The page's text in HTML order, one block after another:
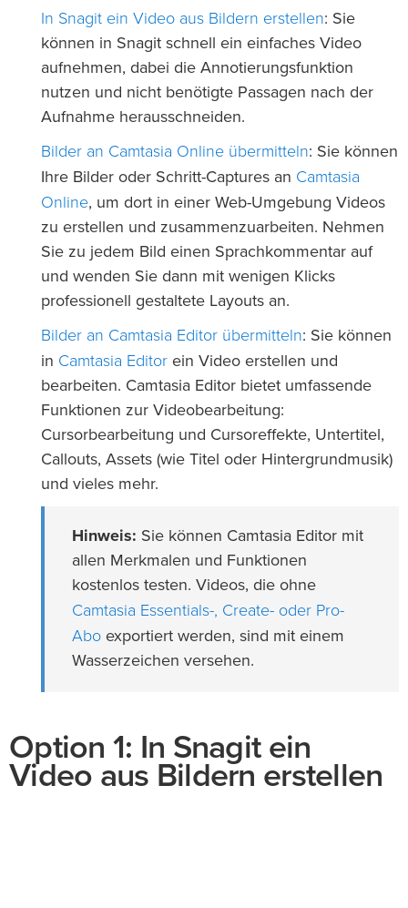
In Snagit ein Video aus Bildern erstellen: Sie
können in Snagit schnell ein einfaches Video
aufnehmen, dabei die Annotierungsfunktion
nutzen und nicht benötigte Passagen nach der
Aufnahme herausschneiden.
Bilder an Camtasia Online übermitteln: Sie können
Ihre Bilder oder Schritt-Captures an Camtasia
Online, um dort in einer Web-Umgebung Videos
zu erstellen und zusammenzuarbeiten. Nehmen
Sie zu jedem Bild einen Sprachkommentar auf
und wenden Sie dann mit wenigen Klicks
professionell gestaltete Layouts an.
Bilder an Camtasia Editor übermitteln: Sie können
in Camtasia Editor ein Video erstellen und
bearbeiten. Camtasia Editor bietet umfassende
Funktionen zur Videobearbeitung:
Cursorbearbeitung und Cursoreffekte, Untertitel,
Callouts, Assets (wie Titel oder Hintergrundmusik)
und vieles mehr.
Hinweis: Sie können Camtasia Editor mit
allen Merkmalen und Funktionen
kostenlos testen. Videos, die ohne
Camtasia Essentials-, Create- oder Pro-
Abo exportiert werden, sind mit einem
Wasserzeichen versehen.
Option 1: In Snagit ein
Video aus Bildern erstellen